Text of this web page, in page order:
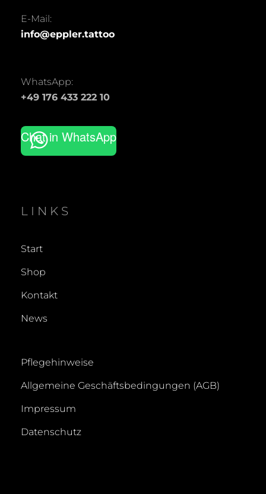
E-Mail:
info@eppler.tattoo
WhatsApp:
+49 176 433 222 10
Chat in WhatsApp
LINKS
Start
Shop
Kontakt
News
Pflegehinweise
Allgemeine Geschäftsbedingungen (AGB)
Impressum
Datenschutz